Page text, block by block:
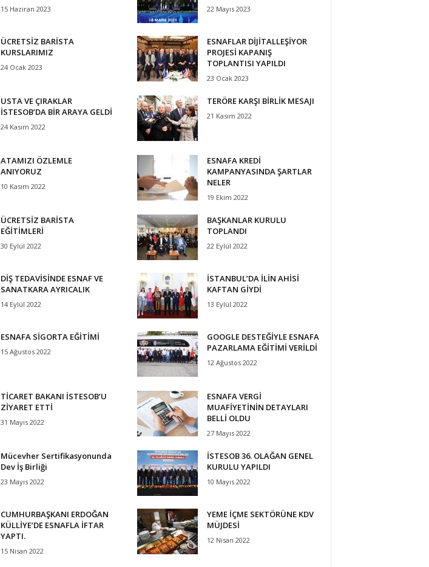
15 Haziran 2023 22 Mayıs 2023
ÜCRETSİZ BARİSTA
KURSLARIMIZ
24 Ocak 2023
ESNAFLAR DİJİTALLEŞİYOR
PROJESİ KAPANIŞ
TOPLANTISI YAPILDI
23 Ocak 2023
USTA VE ÇIRAKLAR
İSTESOB’DA BİR ARAYA GELDİ
24 Kasım 2022
TERÖRE KARŞI BİRLİK MESAJI
21 Kasım 2022
ATAMIZI ÖZLEMLE
ANIYORUZ
10 Kasım 2022
ESNAFA KREDİ
KAMPANYASINDA ŞARTLAR
NELER
19 Ekim 2022
ÜCRETSİZ BARİSTA
EĞİTİMLERİ
30 Eylül 2022
BAŞKANLAR KURULU
TOPLANDI
22 Eylül 2022
DİŞ TEDAVİSİNDE ESNAF VE
SANATKARA AYRICALIK
14 Eylül 2022
İSTANBUL’DA İLİN AHİSİ
KAFTAN GİYDİ
13 Eylül 2022
ESNAFA SİGORTA EĞİTİMİ
15 Ağustos 2022
GOOGLE DESTEĞİYLE ESNAFA
PAZARLAMA EĞİTİMİ VERİLDİ
12 Ağustos 2022
TİCARET BAKANI İSTESOB’U
ZİYARET ETTİ
31 Mayıs 2022
ESNAFA VERGİ
MUAFİYETİNİN DETAYLARI
BELLİ OLDU
27 Mayıs 2022
Mücevher Sertifikasyonunda
Dev İş Birliği
23 Mayıs 2022
İSTESOB 36. OLAĞAN GENEL
KURULU YAPILDI
10 Mayıs 2022
CUMHURBAŞKANI ERDOĞAN
KÜLLİYE’DE ESNAFLA İFTAR
YAPTI.
15 Nisan 2022
YEME İÇME SEKTÖRÜNE KDV
MÜJDESİ
12 Nisan 2022